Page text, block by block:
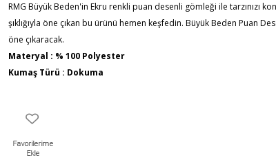
RMG Büyük Beden'in Ekru renkli puan desenli gömleği ile tarzınızı
şıklığıyla öne çıkan bu ürünü hemen keşfedin. Büyük Beden Puan
öne çıkaracak.
Materyal : % 100 Polyester
Kumaş Türü : Dokuma
Ürün Boyu: 80 cm